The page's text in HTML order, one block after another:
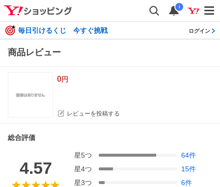
i
毎日引けるくじ 今すぐ挑戦 ログイン
商品レビュー
0円
レビューを投稿する
総合評価
4.57
星5つ 64件
星4つ 15件
星3つ 6件